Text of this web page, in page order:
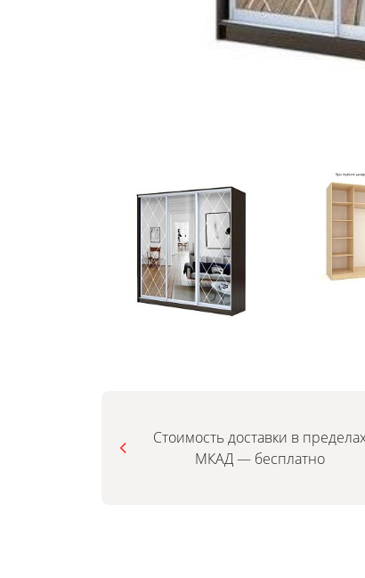
Стоимость доставки в
МКАД — бесплатно